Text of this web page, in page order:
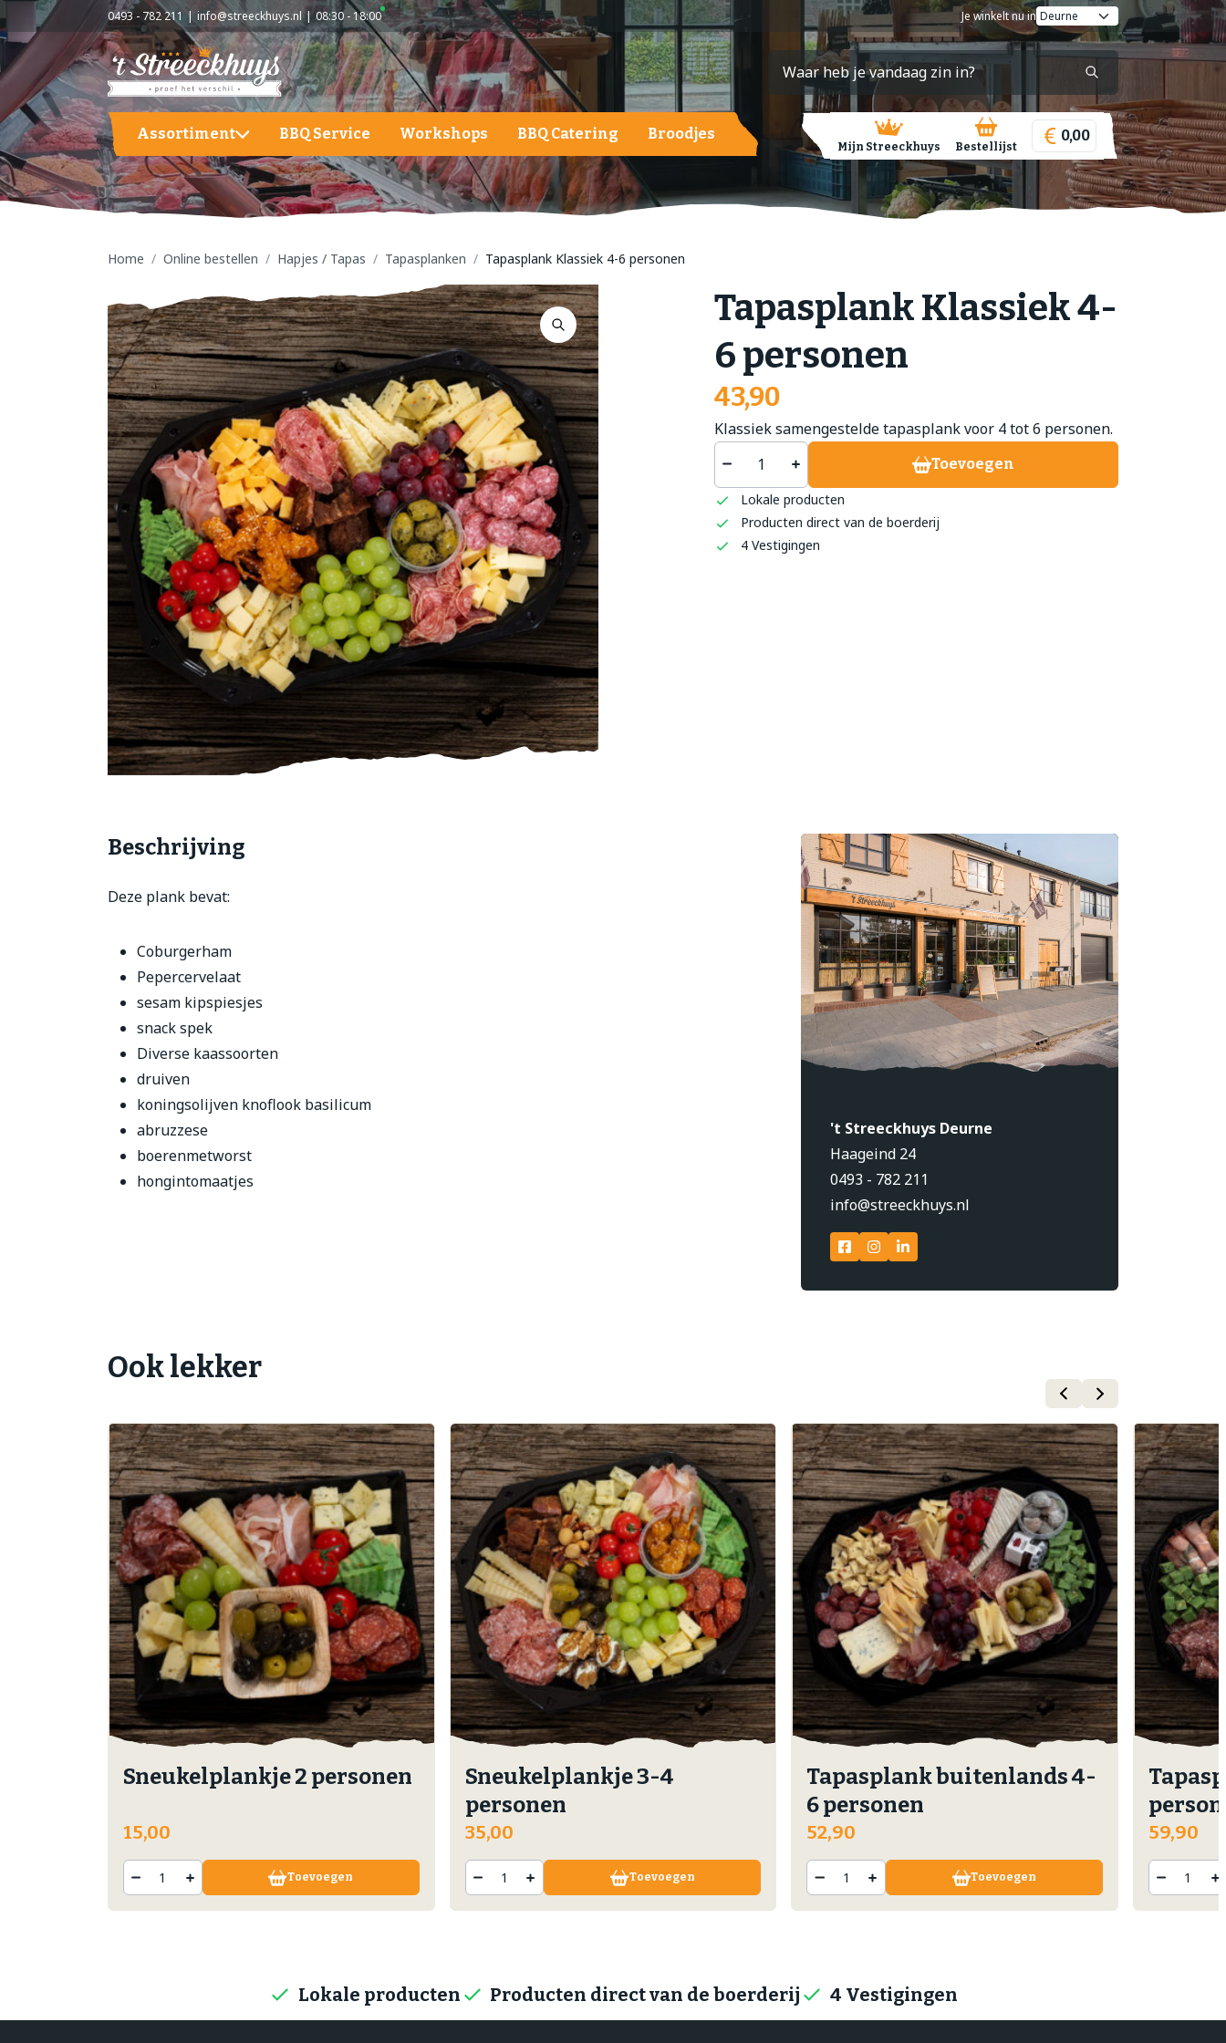
0493 - 782 211 info@streeckhuys.nl 08:30 - 18:00 Je winkelt nu in
Assortiment
Aardappelen, groente en fruit
Hapjes / Tapas
Kaas
Kant & Klaar
Vlees
Vleeswaren
Gourmet
Zuivel
Brood
Aardappelen, groente en fruit
Groenten
Salades
't Streeckhuys Deurne
Haageind 24
0493 - 782 211
info@streeckhuys.nl
BBQ Service Workshops BBQ Catering Broodjes
Mijn Streeckhuys Bestellijst
0,00
Home Online bestellen Hapjes / Tapas Tapasplanken Tapasplank Klassiek 4-6 personen
Tapasplank Klassiek 4-
6 personen
43,90
Klassiek samengestelde tapasplank voor 4 tot 6 personen.
Toevoegen
Lokale producten
Producten direct van de boerderij
4 Vestigingen
Beschrijving
Deze plank bevat:
Coburgerham
Pepercervelaat
sesam kipspiesjes
snack spek
Diverse kaassoorten
druiven
koningsolijven knoflook basilicum
abruzzese
boerenmetworst
hongintomaatjes
't Streeckhuys Deurne
Haageind 24
0493 - 782 211
info@streeckhuys.nl
Ook lekker
Sneukelplankje 2 personen
15,00
Toevoegen
Sneukelplankje 3-4
personen
35,00
Toevoegen
Tapasplank buitenlands 4-
6 personen
52,90
Toevoegen
59,90
Lokale producten Producten direct van de boerderij 4 Vestigingen